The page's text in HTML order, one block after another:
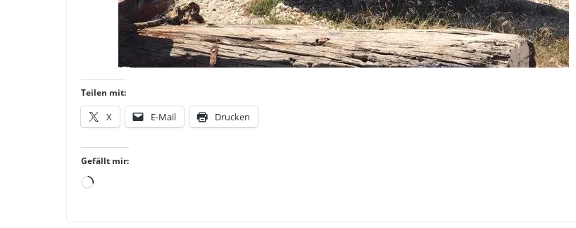
Teilen mit:
X E-Mail Drucken
Gefällt mir:
Loading…